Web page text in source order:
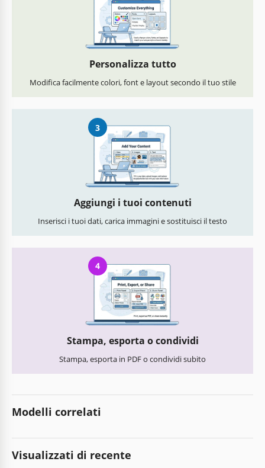
Personalizza tutto
Modifica facilmente colori, font e layout secondo il tuo stile
3
Aggiungi i tuoi contenuti
Inserisci i tuoi dati, carica immagini e sostituisci il testo
4
Stampa, esporta o condividi
Stampa, esporta in PDF o condividi subito
Modelli correlati
Visualizzati di recente